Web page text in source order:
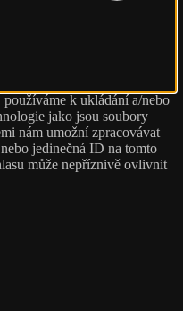
k ukládání a/nebo
jako jsou soubory
nám umožní zpracovávat
jedinečná ID na tomto
může nepříznivě ovlivnit